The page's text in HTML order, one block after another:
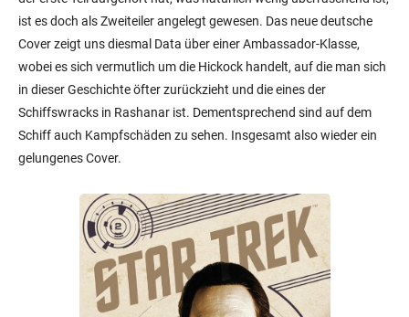
ist es doch als Zweiteiler angelegt gewesen. Das neue deutsche
Cover zeigt uns diesmal Data über einer Ambassador-Klasse,
wobei es sich vermutlich um die Hickock handelt, auf die man sich
in dieser Geschichte öfter zurückzieht und die eines der
Schiffswracks in Rashanar ist. Dementsprechend sind auf dem
Schiff auch Kampfschäden zu sehen. Insgesamt also wieder ein
gelungenes Cover.